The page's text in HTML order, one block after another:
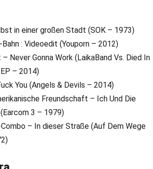
in einer großen Stadt (SOK – 1973)
Bahn : Videoedit (Youporn – 2012)
– Never Gonna Work (LaikaBand Vs. Died In
– 2014)
You (Angels & Devils – 2014)
Freundschaft – Ich Und Die
3 – 1979)
– In dieser Straße (Auf Dem Wege